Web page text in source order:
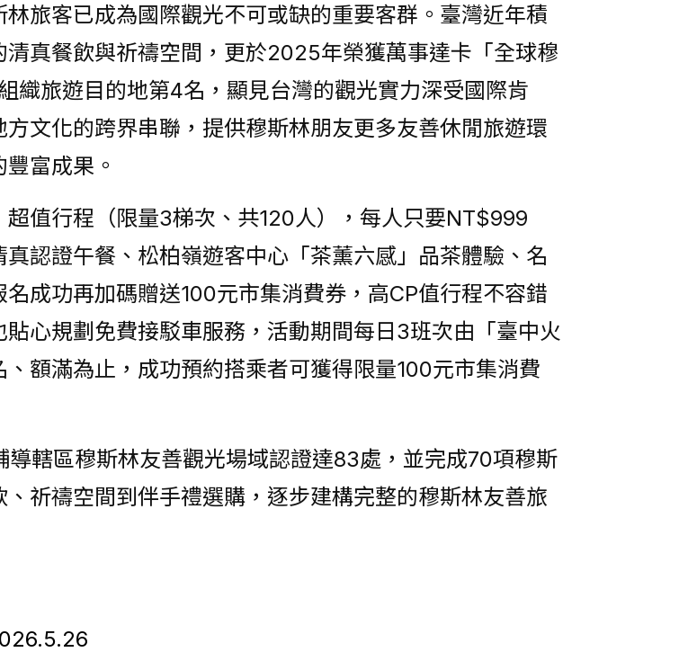
旅客已成為國際觀光不可或缺的重要客群。臺灣近年積
真餐飲與祈禱空間，更於2025年榮獲萬事達卡「全球穆
織旅遊目的地第4名，顯見台灣的觀光實力深受國際肯
文化的跨界串聯，提供穆斯林朋友更多友善休閒旅遊環
富成果。
值行程（限量3梯次、共120人），每人只要NT$999
認證午餐、松柏嶺遊客中心「茶薰六感」品茶體驗、名
成功再加碼贈送100元市集消費券，高CP值行程不容錯
心規劃免費接駁車服務，活動期間每日3班次由「臺中火
額滿為止，成功預約搭乘者可獲得限量100元市集消費
導轄區穆斯林友善觀光場域認證達83處，並完成70項穆斯
祈禱空間到伴手禮選購，逐步建構完整的穆斯林友善旅